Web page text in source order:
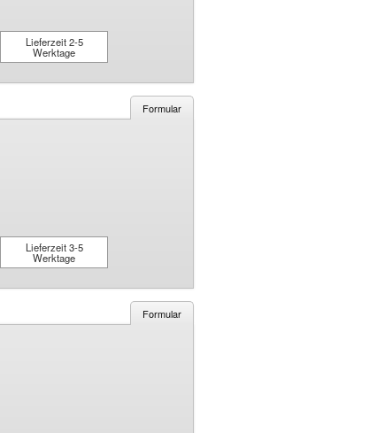
Lieferzeit 2-5
Werktage
Formular
Lieferzeit 3-5
Werktage
Formular